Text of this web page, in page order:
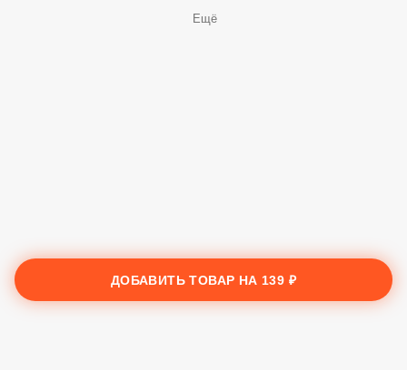
ДОБАВИТЬ ТОВАР НА 139 ₽
Ещё